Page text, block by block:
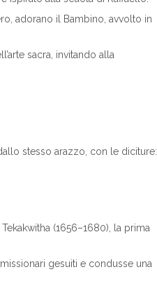
adorano il Bambino, avvolto in
sacra, invitando alla
stesso arazzo, con le diciture:
(1656–1680), la prima
gesuiti e condusse una